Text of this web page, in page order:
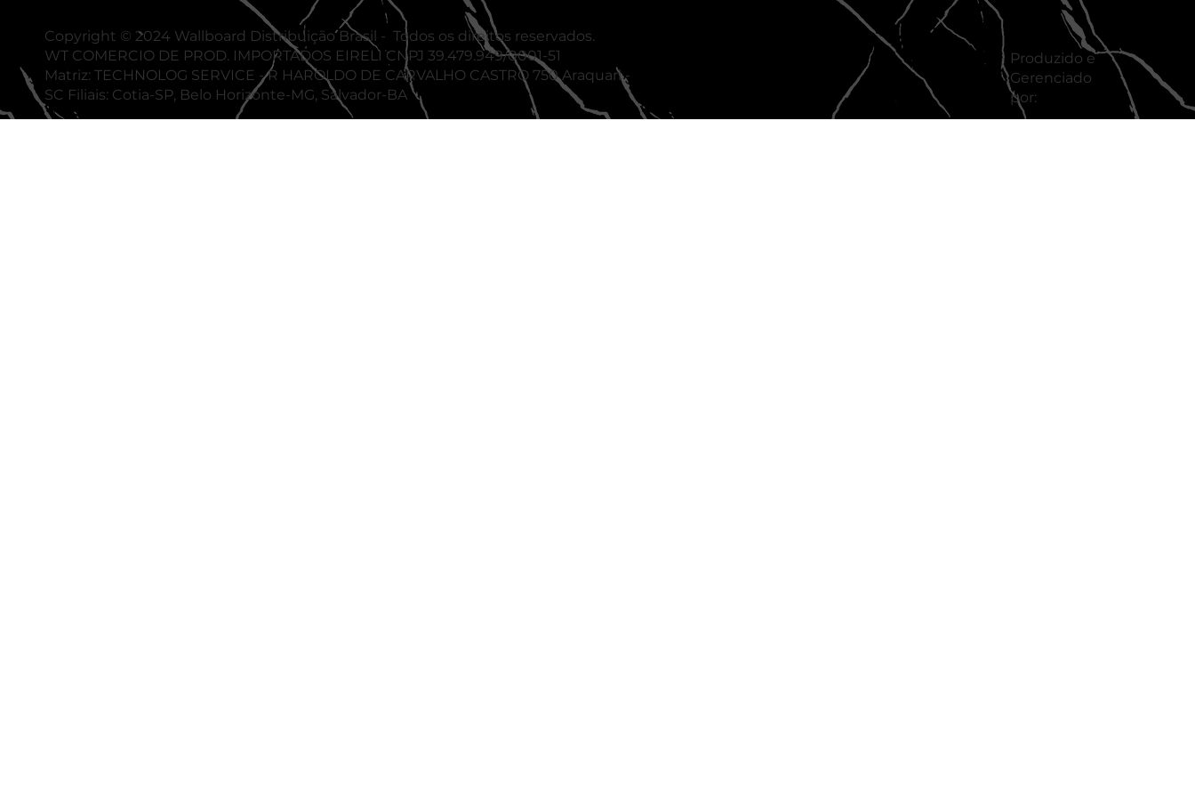
Copyright © 2024 Wallboard Distribuição Brasil - Todos os direitos reservados.
WT COMERCIO DE PROD. IMPORTADOS EIRELI CNPJ 39.479.949/0001-51
Matriz: TECHNOLOG SERVICE - R HAROLDO DE CARVALHO CASTRO 750 Araquari -
SC Filiais: Cotia-SP, Belo Horizonte-MG, Salvador-BA
Produzido e
Gerenciado
por: